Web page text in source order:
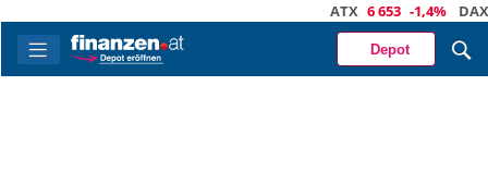
6 653 -1,4% DAX 26
Depot